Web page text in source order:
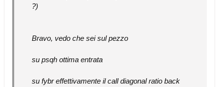
?)
Bravo, vedo che sei sul pezzo
su psqh ottima entrata
su fybr effettivamente il call diagonal ratio back